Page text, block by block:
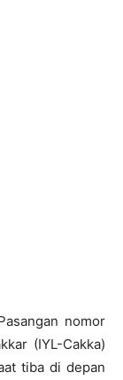
nomor
(IYL-Cakka)
tiba di depan